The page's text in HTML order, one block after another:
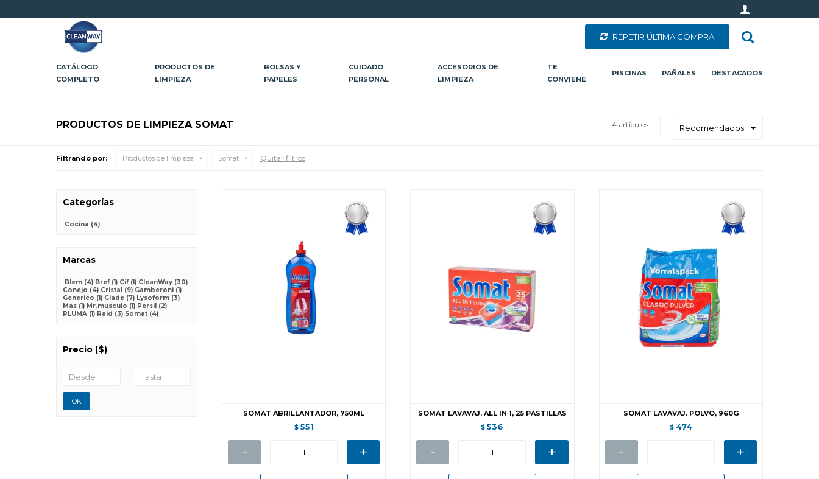
CATÁLOGO
COMPLETO
PRODUCTOS DE
LIMPIEZA
BOLSAS Y
PAPELES
CUIDADO
PERSONAL
ACCESORIOS DE
LIMPIEZA
TE
CONVIENE
PISCINAS PAÑALES DESTACADOS
REPETIR ÚLTIMA COMPRA
PRODUCTOS DE LIMPIEZA SOMAT 4 artículos
Filtrando por: Productos de limpieza Somat Quitar filtros
SOMAT ABRILLANTADOR, 750ML
$ 551
- +
SOMAT LAVAVAJ. ALL IN 1, 25 PASTILLAS
$ 536
- +
SOMAT LAVAVAJ. POLVO, 960G
$ 474
- +
Categorías
Cocina (4)
Marcas
Blem (4) Bref (1) Cif (1) CleanWay (30)
Conejo (4) Cristal (9) Gamberoni (1)
Generico (1) Glade (7) Lysoform (3)
Mas (1) Mr.musculo (1) Persil (2)
PLUMA (1) Raid (3) Somat (4)
Precio ($)
OK